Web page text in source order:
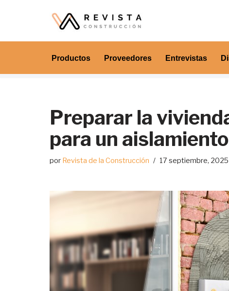
al
Productos Proveedores Entrevistas
Preparar la
para un
por Revista de la Construcción 17 septiembre, 2025